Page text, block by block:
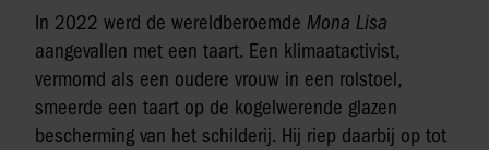
In 2022 werd de wereldberoemde Mona Lisa
aangevallen met een taart. Een klimaatactivist,
vermomd als een oudere vrouw in een rolstoel,
smeerde een taart op de kogelwerende glazen
bescherming van het schilderij. Hij riep daarbij op tot